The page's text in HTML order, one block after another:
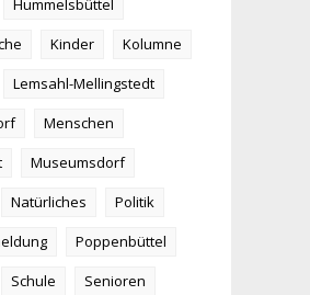
Hummelsbüttel
Kinder
Kolumne
Lemsahl-Mellingstedt
Menschen
Museumsdorf
Natürliches
Politik
Poppenbüttel
Schule
Senioren